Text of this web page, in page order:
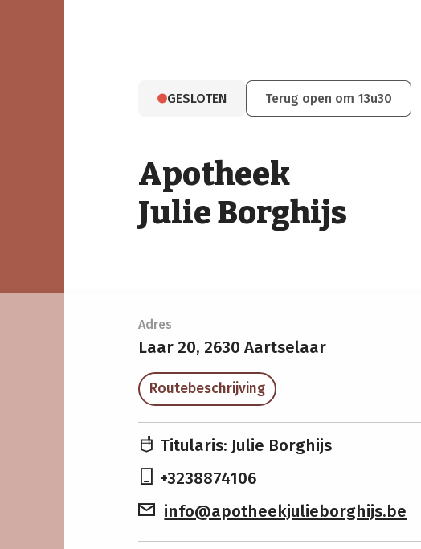
GESLOTEN Terug open om 13u30
Apotheek
Julie Borghijs
Adres
Laar 20, 2630 Aartselaar
Routebeschrijving
Titularis: Julie Borghijs
+3238874106
info@apotheekjulieborghijs.be